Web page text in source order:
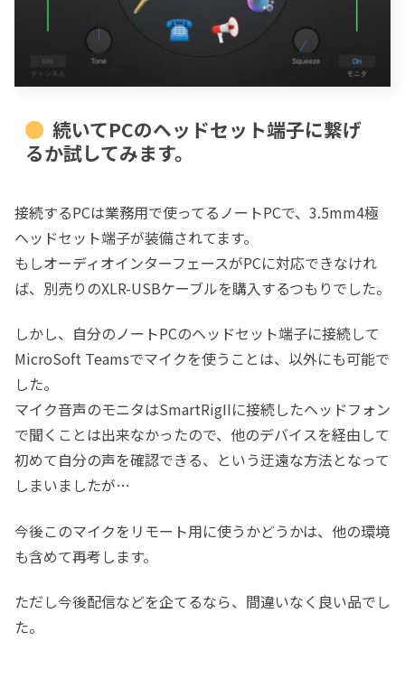
続いてPCのヘッドセット端子に繋げ
るか試してみます。
接続するPCは業務用で使ってるノートPCで、3.5mm4極
ヘッドセット端子が装備されてます。
もしオーディオインターフェースがPCに対応できなけれ
ば、別売りのXLR-USBケーブルを購入するつもりでした。
しかし、自分のノートPCのヘッドセット端子に接続して
MicroSoft Teamsでマイクを使うことは、以外にも可能で
した。
マイク音声のモニタはSmartRigIIに接続したヘッドフォン
で聞くことは出来なかったので、他のデバイスを経由して
初めて自分の声を確認できる、という迂遠な方法となって
しまいましたが…
今後このマイクをリモート用に使うかどうかは、他の環境
も含めて再考します。
ただし今後配信などを企てるなら、間違いなく良い品でし
た。